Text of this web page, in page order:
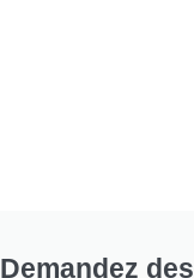
Demandez des